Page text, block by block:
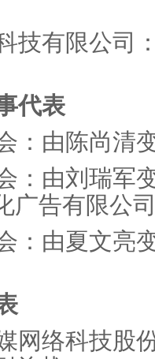
技有限公司
代表
：由陈尚清
：由刘瑞军
广告有限公
：由夏文亮
网络科技股